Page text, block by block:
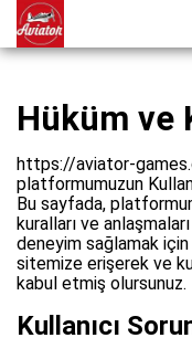
Hüküm ve
https://aviator-
platformumuzun
Bu sayfada,
kuralları ve
deneyim sağlamak için
sitemize erişerek ve
kabul etmiş olursunuz.
Kullanıcı